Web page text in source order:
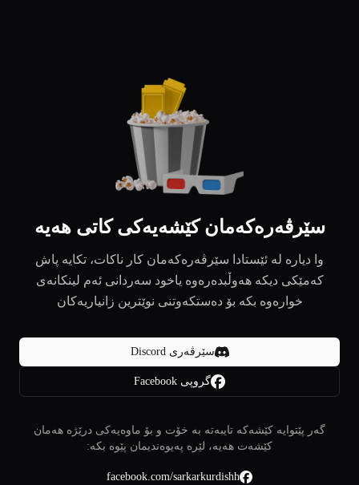
سێرڤەرەکەمان کێشەیەکی کاتی هەیە
وا دیارە لە ئێستادا سێرڤەرەکەمان کار ناکات، تکایە پاش
کەمێکی دیکە هەوڵبدەرەوە یاخود سەردانی ئەم لینکانەی
خوارەوە بکە بۆ دەستکەوتنی نوێترین زانیاریەکان
سێرڤەری Discord
گروپی Facebook
گەر پێتوایە کێشەکە تایبەتە بە خۆت و بۆ ماوەیەکی درێژە هەمان
کێشەت هەیە، لێرە پەیوەندیمان پێوە بکە:
facebook.com/sarkarkurdishh